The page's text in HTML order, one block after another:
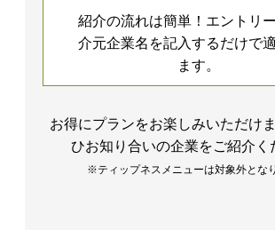
紹介の流れは簡単！エントリ
介元企業名を記入するだけで
ます。
お得にプランをお楽しみいただけ
ひお知り合いの企業をご紹介く
※ティップネスメニューは対象外とな